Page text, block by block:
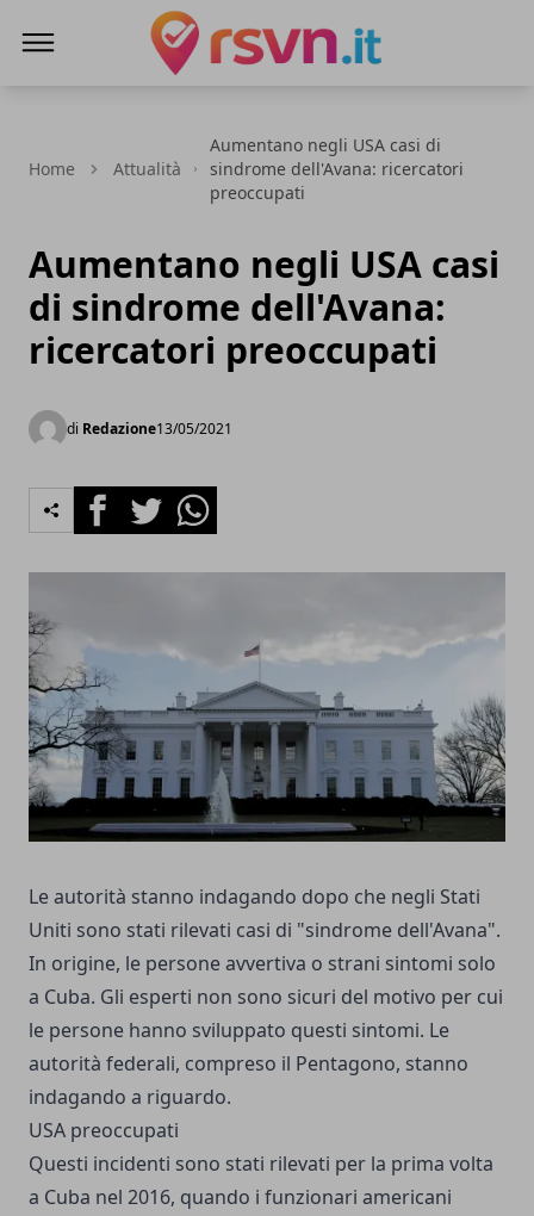
Home Attualità
Aumentano negli USA casi di
sindrome dell'Avana: ricercatori
preoccupati
Aumentano negli USA casi
di sindrome dell'Avana:
ricercatori preoccupati
di Redazione13/05/2021
FacebookTwitterWhatsapp
Le autorità stanno indagando dopo che negli Stati
Uniti sono stati rilevati casi di "sindrome dell'Avana".
In origine, le persone avvertiva o strani sintomi solo
a Cuba. Gli esperti non sono sicuri del motivo per cui
le persone hanno sviluppato questi sintomi. Le
autorità federali, compreso il Pentagono, stanno
indagando a riguardo.
USA preoccupati
Questi incidenti sono stati rilevati per la prima volta
a Cuba nel 2016, quando i funzionari americani